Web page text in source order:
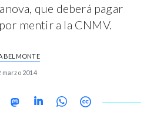
que deberá pagar
mentir a la CNMV.
BELMONTE
marzo 2014